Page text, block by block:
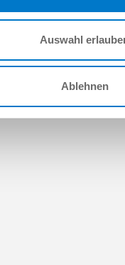
Auswahl
Ablehnen